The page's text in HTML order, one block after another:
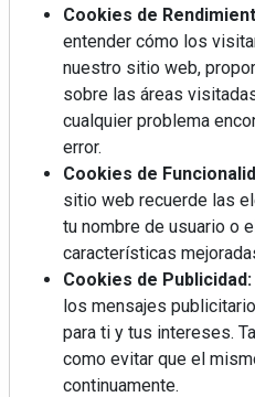
Mujer del mes: Boticaria
habla con el corazón
Cookies de
entender cómo los
nuestro sitio web,
sobre las áreas
cualquier problema
error.
Cookies de
sitio web recuerde las
tu nombre de usuario o
características
Cookies de Publicidad:
los mensajes
para ti y tus intereses.
como evitar que el
continuamente.